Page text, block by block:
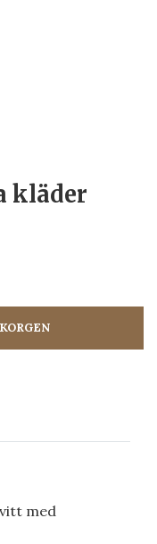
kläder
med